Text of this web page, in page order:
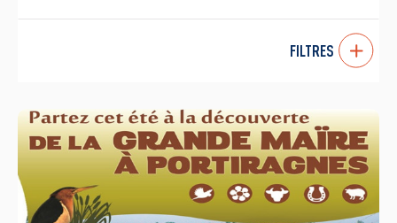
FILTRES